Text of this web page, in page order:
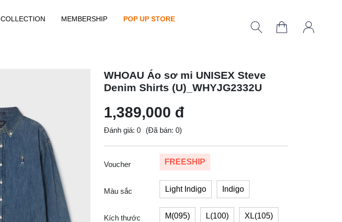
COLLECTION MEMBERSHIP POP UP STORE
WHOAU Áo sơ mi UNISEX Steve
Denim Shirts (U)_WHYJG2332U
1,389,000 đ
Đánh giá: 0 (Đã bán: 0)
Voucher FREESHIP
Màu sắc Light Indigo Indigo
Kích thước M(095) L(100) XL(105)